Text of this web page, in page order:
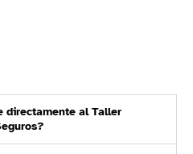
directamente al Taller